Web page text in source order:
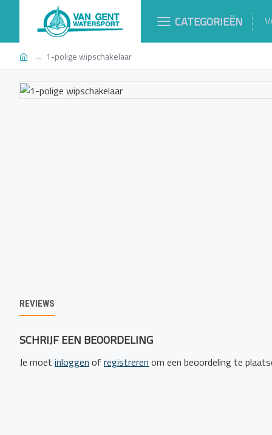
CATEGORIEËN
1-polige wipschakelaar
REVIEWS
SCHRIJF EEN BEOORDELING
Je moet inloggen of registreren om een beoordeling te